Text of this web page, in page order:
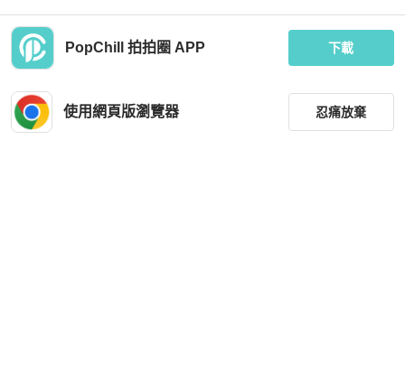
PopChill 拍拍圈 APP 下載
使用網頁版瀏覽器 忍痛放棄